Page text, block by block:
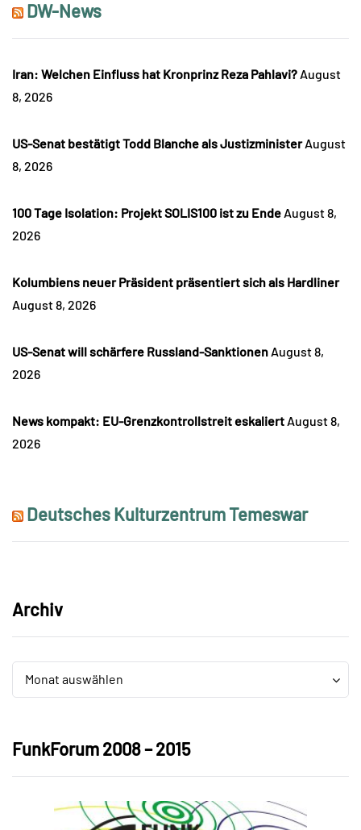
DW-News
Iran: Welchen Einfluss hat Kronprinz Reza Pahlavi? August
8, 2026
US-Senat bestätigt Todd Blanche als Justizminister August
8, 2026
100 Tage Isolation: Projekt SOLIS100 ist zu Ende August 8,
2026
Kolumbiens neuer Präsident präsentiert sich als Hardliner
August 8, 2026
US-Senat will schärfere Russland-Sanktionen August 8,
2026
News kompakt: EU-Grenzkontrollstreit eskaliert August 8,
2026
Deutsches Kulturzentrum Temeswar
Archiv
Archiv
Monat auswählen
Archiv
FunkForum 2008 – 2015